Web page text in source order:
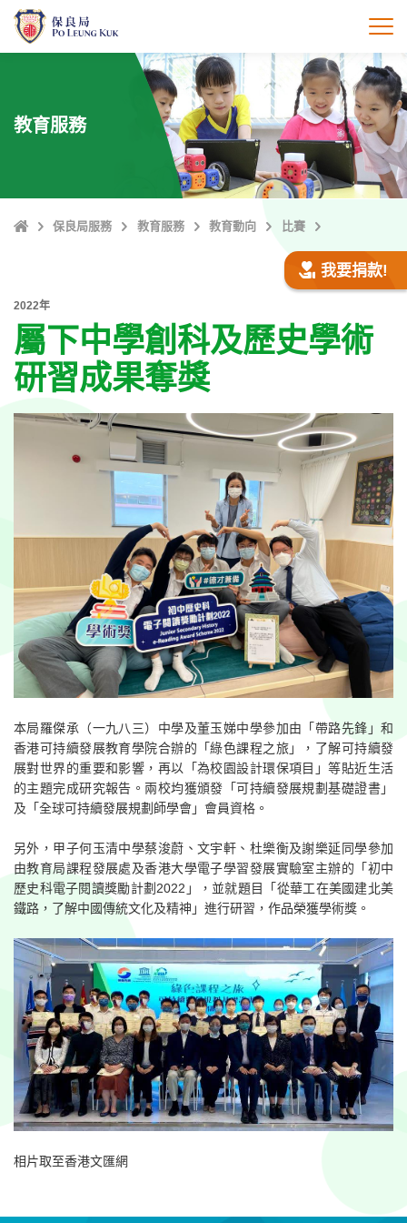
打
教育服務
主
保良局服務 教育服務 教育動向 比賽
我要捐款!
2022年
屬下中學創科及歷史學術
研習成果奪獎
本局羅傑承（一九八三）中學及董玉娣中學參加由「帶路先鋒」和
香港可持續發展教育學院合辦的「綠色課程之旅」，了解可持續發
展對世界的重要和影響，再以「為校園設計環保項目」等貼近生活
的主題完成研究報告。兩校均獲頒發「可持續發展規劃基礎證書」
及「全球可持續發展規劃師學會」會員資格。
另外，甲子何玉清中學蔡浚蔚、文宇軒、杜樂衡及謝樂延同學參加
由教育局課程發展處及香港大學電子學習發展實驗室主辦的「初中
歷史科電子閱讀獎勵計劃2022」，並就題目「從華工在美國建北美
鐵路，了解中國傳統文化及精神」進行研習，作品榮獲學術獎。
相片取至香港文匯網